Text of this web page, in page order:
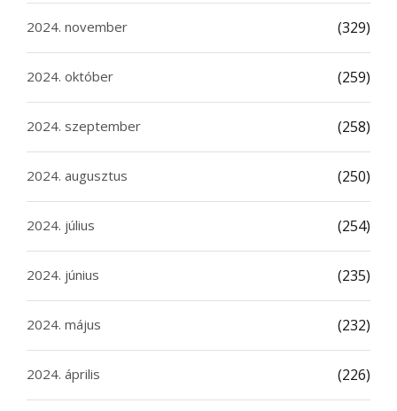
2024. november (329)
2024. október (259)
2024. szeptember (258)
2024. augusztus (250)
2024. július (254)
2024. június (235)
2024. május (232)
2024. április (226)